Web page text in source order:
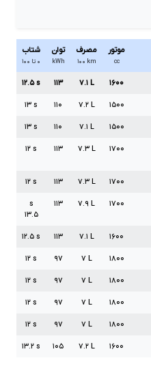
موتور
cc
مصرف
km ۱۰۰
توان
kWh
شتاب
۰ تا ۱۰۰
۱۶۰۰ L ۷.۱ ۱۱۳ s ۱۲.۵
۱۵۰۰ L ۷.۲ ۱۱۰ s ۱۳
۱۵۰۰ L ۷.۱ ۱۱۰ s ۱۳
۱۷۰۰ L ۷.۳ ۱۱۳ s ۱۲
۱۷۰۰ L ۷.۳ ۱۱۳ s ۱۲
۱۷۰۰ L ۷.۹ ۱۱۳
s
۱۳.۵
۱۶۰۰ L ۷.۱ ۱۱۳ s ۱۲.۵
۱۸۰۰ L ۷ ۹۷ s ۱۲
۱۸۰۰ L ۷ ۹۷ s ۱۲
۱۸۰۰ L ۷ ۹۷ s ۱۲
۱۸۰۰ L ۷ ۹۷ s ۱۲
۱۶۰۰ L ۷.۲ ۱۰۵ s ۱۳.۲